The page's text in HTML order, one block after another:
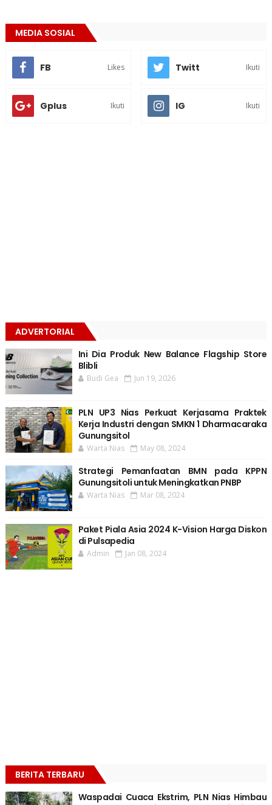
MEDIA SOSIAL
FB Likes Twitt Ikuti
Gplus Ikuti IG Ikuti
ADVERTORIAL
Ini Dia Produk New Balance Flagship Store
Blibli
Budi Gea Jun 19, 2026
PLN UP3 Nias Perkuat Kerjasama Praktek
Kerja Industri dengan SMKN 1 Dharmacaraka
Gunungsitol
Warta Nias May 08, 2024
Strategi Pemanfaatan BMN pada KPPN
Gunungsitoli untuk Meningkatkan PNBP
Warta Nias Mar 08, 2024
Paket Piala Asia 2024 K-Vision Harga Diskon
di Pulsapedia
Admin Jan 08, 2024
BERITA TERBARU
Waspadai Cuaca Ekstrim, PLN Nias Himbau